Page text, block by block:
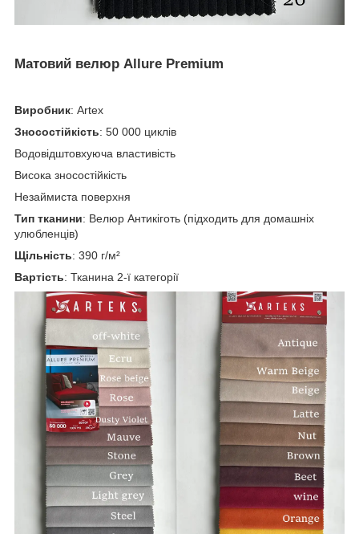
Матовий велюр Allure Premium
Виробник: Artex
Зносостійкість: 50 000 циклів
Водовідштовхуюча властивість
Висока зносостійкість
Незаймиста поверхня
Тип тканини: Велюр Антикіготь (підходить для домашніх
улюбленців)
Щільність: 390 г/м²
Вартість: Тканина 2-ї категорії